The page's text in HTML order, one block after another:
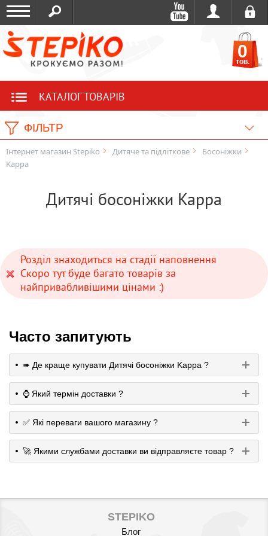
0
тов.
КАТАЛОГ ТОВАРІВ
ФІЛЬТР
Інтернет магазин Stepiko Дитяче та підліткове
Босоніжки
Kappa
Дитячі босоніжки Kappa
Розділ знаходиться на стадії наповнення
Скоро тут буде багато товарів за
найпривабливішими цінами :)
Часто запитують
➠ Де краще купувати Дитячі босоніжки Kappa ?
⌚️ Який термін доставки ?
✅ Які переваги вашого магазину ?
🚀 Якими службами доставки ви відправляєте товар ?
STEPIKO
Блог